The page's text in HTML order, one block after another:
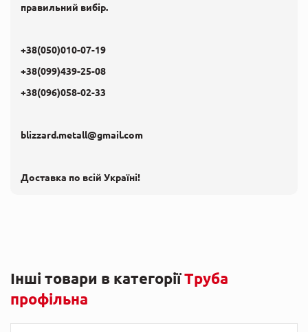
правильний вибір.
+38(050)010-07-19
+38(099)439-25-08
+38(096)058-02-33
blizzard.metall@gmail.com
Доставка по всій Україні!
Інші товари в категоріїТруба
профільна